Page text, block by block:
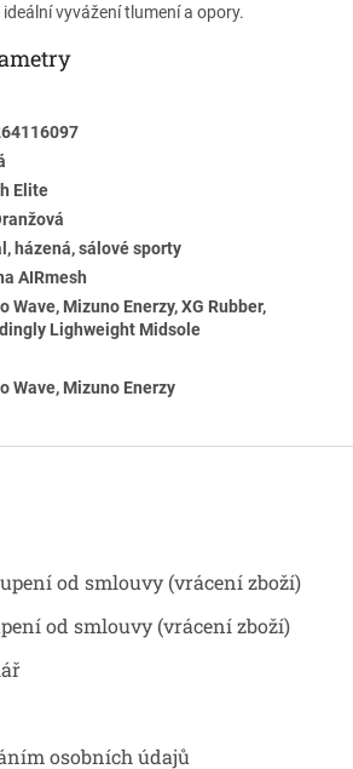
vyvážení tlumení a opory.
Elite
házená, sálové sporty
AIRmesh
Wave, Mizuno Enerzy, XG Rubber,
Lighweight Midsole
Wave, Mizuno Enerzy
od smlouvy (vrácení zboží)
od smlouvy (vrácení zboží)
osobních údajů